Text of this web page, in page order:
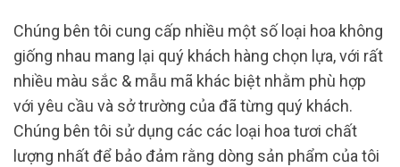
Chúng bên tôi cung cấp nhiều một số loại hoa không
giống nhau mang lại quý khách hàng chọn lựa, với rất
nhiều màu sắc & mẫu mã khác biệt nhằm phù hợp
với yêu cầu và sở trường của đã từng quý khách.
Chúng bên tôi sử dụng các các loại hoa tươi chất
lượng nhất để bảo đảm rằng dòng sản phẩm của tôi